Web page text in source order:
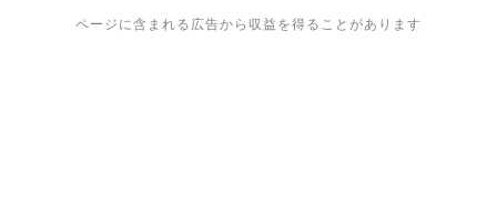
ページに含まれる広告から収益を得ることがあります